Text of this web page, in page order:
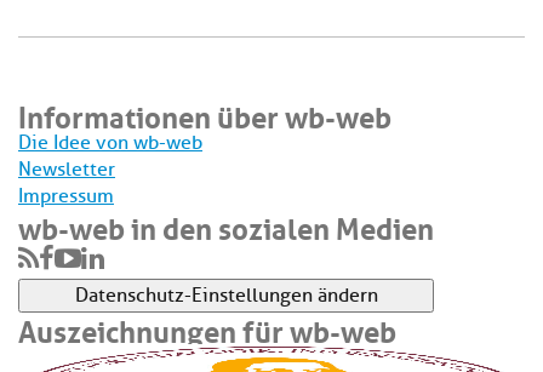
Informationen über wb-web
Die Idee von wb-web
Newsletter
Impressum
wb-web in den sozialen Medien
Datenschutz-Einstellungen ändern
Auszeichnungen für wb-web